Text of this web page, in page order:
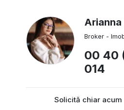
Arianna
Broker -
00 40
014
Solicită chiar